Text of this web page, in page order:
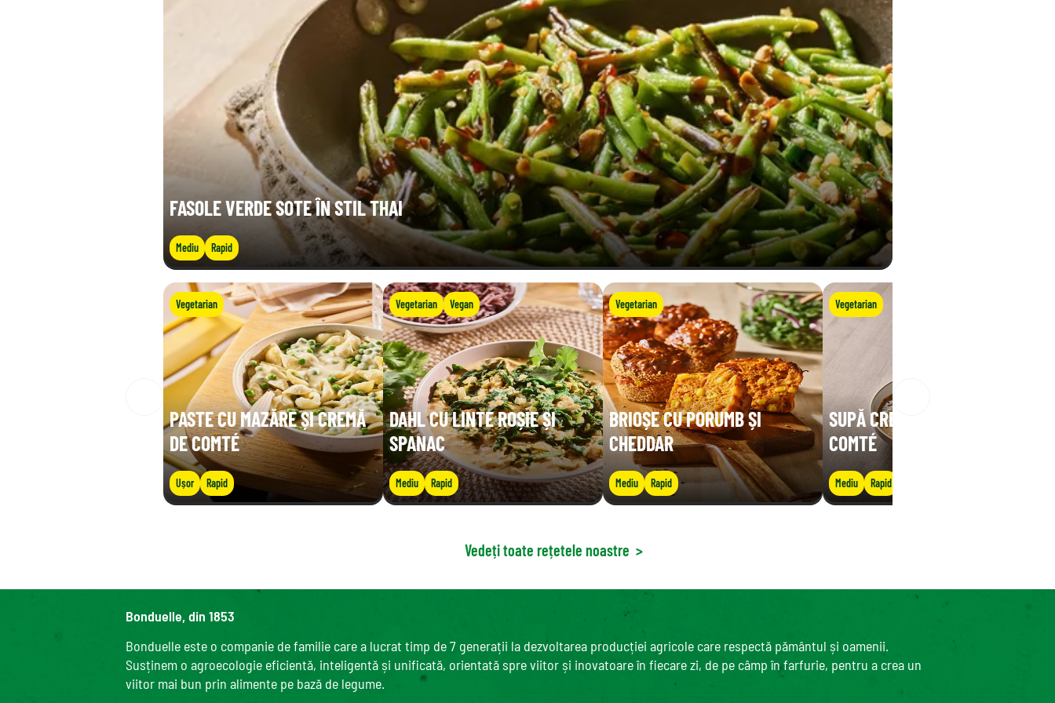
FASOLE VERDE SOTE ÎN STIL THAI
Mediu Rapid
Vegetarian
PASTE CU MAZĂRE ȘI CREMĂ
DE COMTÉ
Ușor Rapid
Vegetarian Vegan
DAHL CU LINTE ROȘIE ȘI
SPANAC
Mediu Rapid
Vegetarian
BRIOȘE CU PORUMB ȘI
CHEDDAR
Mediu Rapid
Vegetarian
SUPĂ CREMOASĂ DE LINTE CU
COMTÉ
Mediu Rapid
Vedeți toate rețetele noastre >
Bonduelle, din 1853
Bonduelle este o companie de familie care a lucrat timp de 7 generații la dezvoltarea producției agricole care respectă pământul și oamenii.
Susținem o agroecologie eficientă, inteligentă și unificată, orientată spre viitor și inovatoare în fiecare zi, de pe câmp în farfurie, pentru a crea un
viitor mai bun prin alimente pe bază de legume.